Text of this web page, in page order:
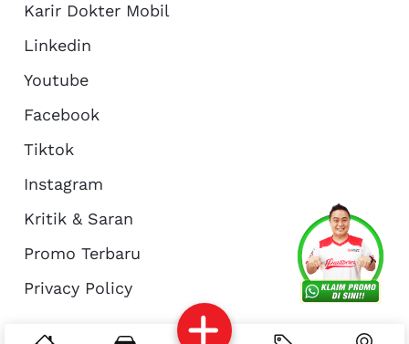
About Us
Reservasi Article
Karir Dokter Mobil
Linkedin
Youtube
Facebook
Tiktok
Instagram
Kritik & Saran
Promo Terbaru
Privacy Policy